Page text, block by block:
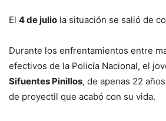
El 4 de julio la situación se salió de
Durante los enfrentamientos entre
efectivos de la Policía Nacional, el
Sifuentes Pinillos, de apenas 22
de proyectil que acabó con su vida.